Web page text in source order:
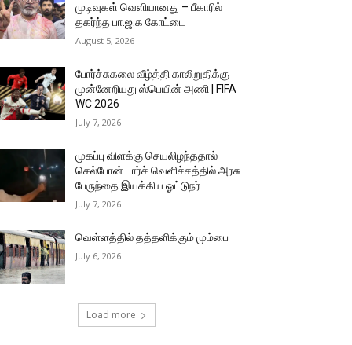
முடிவுகள் வெளியானது – பீகாரில்
தகர்ந்த பா.ஜ.க கோட்டை
August 5, 2026
போர்ச்சுகலை வீழ்த்தி காலிறுதிக்கு
முன்னேறியது ஸ்பெயின் அணி | FIFA
WC 2026
July 7, 2026
முகப்பு விளக்கு செயலிழந்ததால்
செல்போன் டார்ச் வெளிச்சத்தில் அரசு
பேருந்தை இயக்கிய ஓட்டுநர்
July 7, 2026
வெள்ளத்தில் தத்தளிக்கும் மும்பை
July 6, 2026
Load more